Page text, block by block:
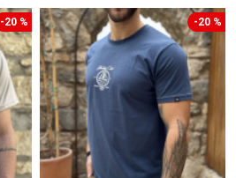
-20 % -20 %